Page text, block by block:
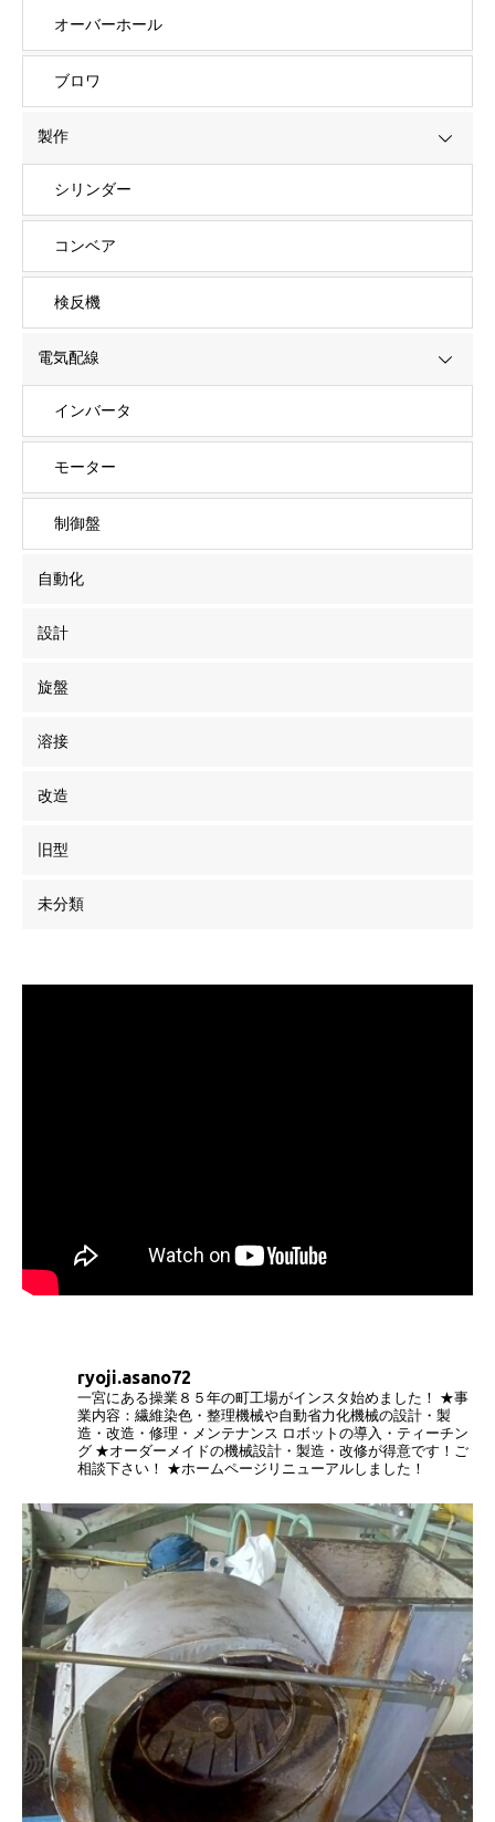
オーバーホール
ブロワ
製作
シリンダー
コンベア
検反機
電気配線
インバータ
モーター
制御盤
自動化
設計
旋盤
溶接
改造
旧型
未分類
ryoji.asano72
一宮にある操業８５年の町工場がインスタ始めました！
★事
業内容：繊維染色・整理機械や自動省力化機械の設計・製
造・改造・修理・メンテナンス ロボットの導入・ティーチン
グ ★オーダーメイドの機械設計・製造・改修が得意です！ご
相談下さい！
★ホームページリニューアルしました！